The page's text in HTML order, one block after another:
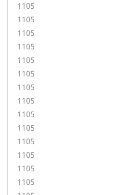
1105
1105
1105
1105
1105
1105
1105
1105
1105
1105
1105
1105
1105
1105